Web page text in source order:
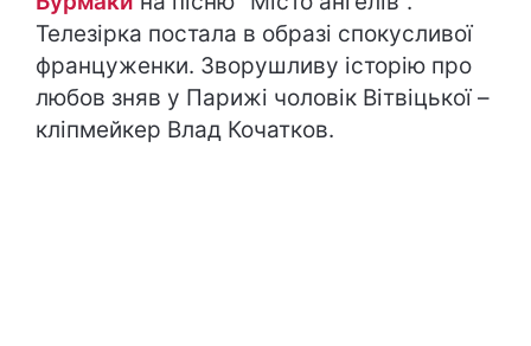
Телезірка постала в образі спокусливої
француженки. Зворушливу історію про
любов зняв у Парижі чоловік Вітвіцької –
кліпмейкер Влад Кочатков.